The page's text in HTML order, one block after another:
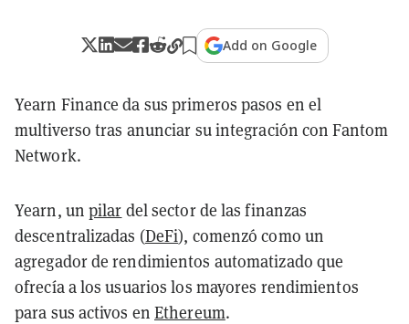
Add on Google
Yearn Finance da sus primeros pasos en el
multiverso tras anunciar su integración con Fantom
Network.
Yearn, un pilar del sector de las finanzas
descentralizadas (DeFi), comenzó como un
agregador de rendimientos automatizado que
ofrecía a los usuarios los mayores rendimientos
para sus activos en Ethereum.